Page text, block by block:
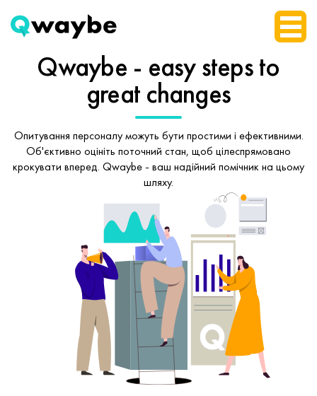
Qwaybe - easy stepsto
great changes
Опитування персоналу можуть бути простими і ефективними.
Об'єктивно оцініть поточний стан, щоб цілеспрямовано
крокувати вперед. Qwaybe - ваш надійний помічник на цьому
шляху.